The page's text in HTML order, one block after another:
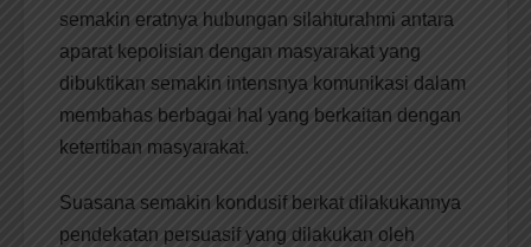
semakin eratnya hubungan silahturahmi antara
aparat kepolisian dengan masyarakat yang
dibuktikan semakin intensnya komunikasi dalam
membahas berbagai hal yang berkaitan dengan
ketertiban masyarakat.
Suasana semakin kondusif berkat dilakukannya
pendekatan persuasif yang dilakukan oleh